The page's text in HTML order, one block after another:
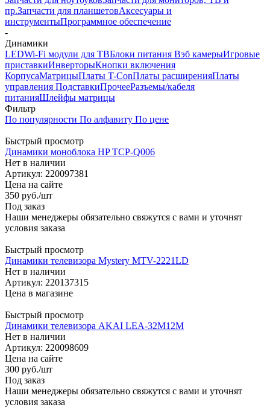
пр.Запчасти для планшетовАксесуары и
инструментыПрограммное обеспечение
-
Динамики
LEDWi-Fi модули для ТВБлоки питания Вэб камерыИгровые
приставкиИнверторыКнопки включения
КорпусаМатрицыПлаты T-ConПлаты расширенияПлаты
управления ПодставкиПрочееРазъемы/кабеля
питанияШлейфы матрицы
Фильтр
По популярности По алфавиту По цене
Быстрый просмотр
Динамики моноблока HP TCP-Q006
Нет в наличии
Артикул: 220097381
Цена на сайте
350 руб./шт
Под заказ
Наши менеджеры обязательно свяжутся с вами и уточнят
условия заказа
Быстрый просмотр
Динамики телевизора Mystery MTV-2221LD
Нет в наличии
Артикул: 220137315
Цена в магазине
Быстрый просмотр
Динамики телевизора AKAI LEA-32M12M
Нет в наличии
Артикул: 220098609
Цена на сайте
300 руб./шт
Под заказ
Наши менеджеры обязательно свяжутся с вами и уточнят
условия заказа